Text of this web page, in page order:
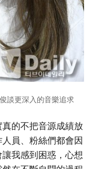
談更深入的音樂追求
的不把音源成績放
員、粉絲們都會因
我感到困惑，心想